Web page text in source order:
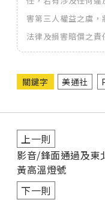
害第三人權益之虞
法律及損害賠償之
關鍵字 美通社
上一則
影音/鋒面通過及東
黃高溫燈號
下一則